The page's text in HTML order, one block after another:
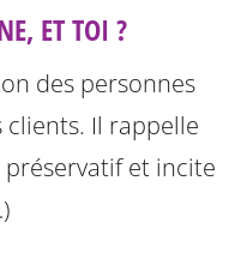
ET TOI ?
des personnes
Il rappelle
et incite